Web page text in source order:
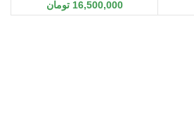
16,500,000 تومان